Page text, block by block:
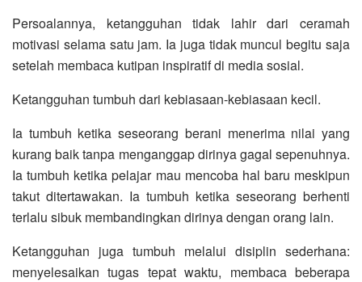
Persoalannya, ketangguhan tidak lahir dari ceramah
motivasi selama satu jam. Ia juga tidak muncul begitu saja
setelah membaca kutipan inspiratif di media sosial.
Ketangguhan tumbuh dari kebiasaan-kebiasaan kecil.
Ia tumbuh ketika seseorang berani menerima nilai yang
kurang baik tanpa menganggap dirinya gagal sepenuhnya.
Ia tumbuh ketika pelajar mau mencoba hal baru meskipun
takut ditertawakan. Ia tumbuh ketika seseorang berhenti
terlalu sibuk membandingkan dirinya dengan orang lain.
Ketangguhan juga tumbuh melalui disiplin sederhana:
menyelesaikan tugas tepat waktu, membaca beberapa